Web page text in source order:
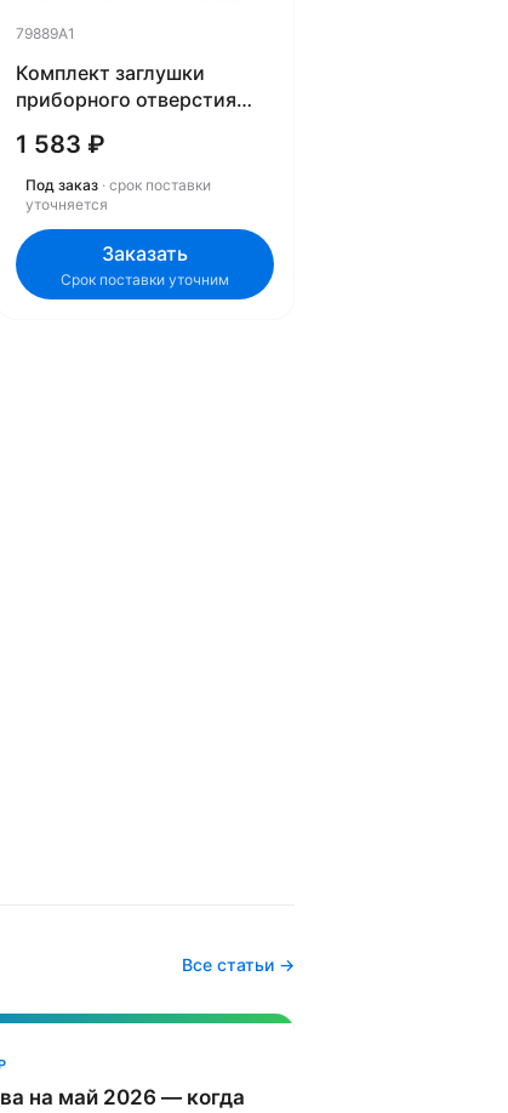
79889A1
Комплект заглушки
приборного отверстия
1 583 ₽
Под заказ · срок поставки
уточняется
Заказать
Срок поставки уточним
Все статьи →
на май 2026 — когда